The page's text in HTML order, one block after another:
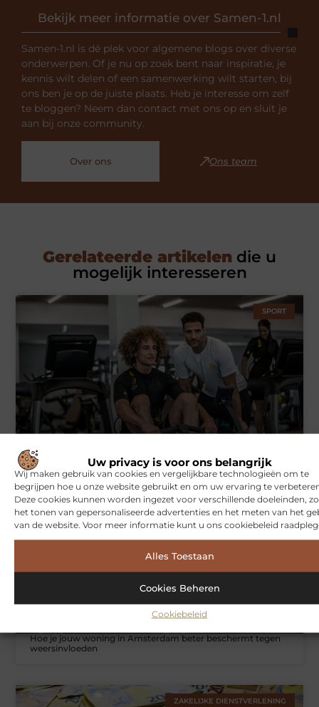
Uw privacy is voor ons belangrijk
Wij maken gebruik van cookies en vergelijkbare technologieën om te
begrijpen hoe u onze website gebruikt en om uw ervaring te
Deze cookies kunnen worden ingezet voor verschillende doeleinden,
het tonen van gepersonaliseerde advertenties en het meten van het
van de website. Voor meer informatie kunt u ons cookiebeleid
Alles Toestaan
Cookies Beheren
Cookiebeleid
Bekijk meer informatie over Samen-1.nl
Samen-1.nl is dé plek voor algemene blogs over diverse
onderwerpen. Of je nu op zoek bent naar inspiratie, je
kennis wilt delen of een samenwerking wilt starten, bij
ons ben je op de juiste plaats. Heb je interesse om zelf
te bloggen? Neem dan contact met ons op en sluit je
aan bij onze community.
Over ons Ons team
Gerelateerde artikelen die u
mogelijk interesseren
SPORT
effectieve workout
Hoe je jouw woning in Amsterdam beter beschermt tegen
weersinvloeden
ZAKELIJKE DIENSTVERLENING